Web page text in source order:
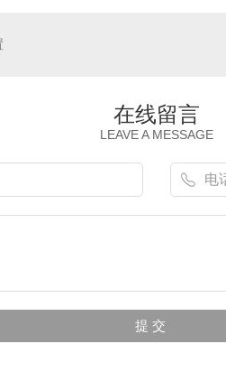
在线留言
LEAVE A MESSAGE